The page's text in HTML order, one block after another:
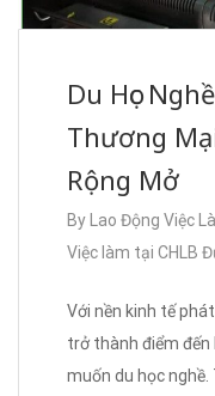
Du Học
Thương
Rộng Mở
By Lao Động Việc
Việc làm tại CHLB
Với nền kinh tế
trở thành điểm đến
muốn du học nghề.